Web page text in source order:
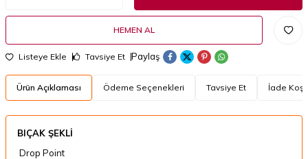
HEMEN AL
Listeye Ekle Tavsiye Et Paylaş
Ürün Açıklaması Ödeme Seçenekleri Tavsiye Et İade
BIÇAK ŞEKLİ
Drop Point